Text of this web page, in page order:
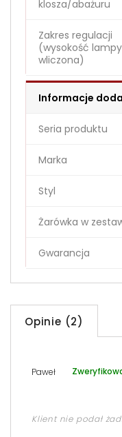
klosza/abażuru
Zakres regulacji
(wysokość lampy
wliczona)
Informacje
Seria produktu
Marka
Styl
Żarówka w
Gwarancja
Opinie (2)
Paweł
Klient nie podał